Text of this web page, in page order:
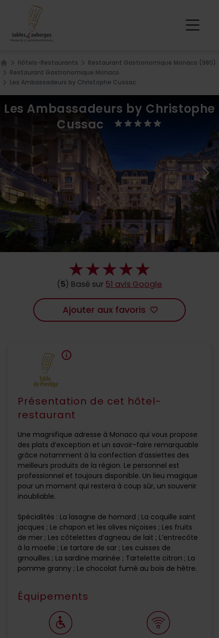
Home
Hôtels-Restaurants
Restaurant Gastronomique Monaco (980)
Restaurant Gastronomique Monaco
Les Ambassadeurs by Christophe Cussac
Les Ambassadeurs by Christophe
Cussac
(5) Basé sur 51 avis Google
Ajouter aux favoris favorite_border
Présentation de cet hôtel-
restaurant
Une magnifique adresse à Monaco qui vous propose
des plats d’exception et un savoir-faire remarquable
grâce notamment à la confection d’assiettes des
meilleurs produits de la région. Le personnel est
professionnel et toujours disponible. Un lieu magique
pour un moment qui restera à coup sûr, un souvenir
inoubliable.
Spécialités : La lasagne de homard ; La coquille saint
jacques ; Le chapon et les olives niçoises ; Les fruits
de mer ; Les côtelettes d’agneau de lait ; L’entrecôte
à la moelle ; Le tartare de sar ; Les cuisses de
grnouilles ; La sardine marinée ; Tartelette citron ; La
pomme granny ; Le chocolat fumé au bois de hêtre.
info
Équipements